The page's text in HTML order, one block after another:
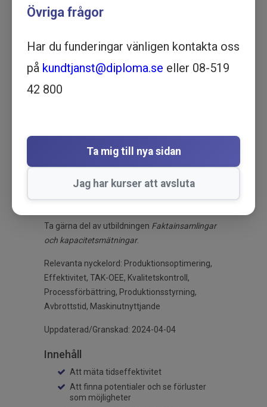
Motsvarar ½ dag lärarledd utbildning
Förbättra din förståelse för TAK-OEE och bli en
expert med vår online utbildning. Börja din
tidseffektivitet och att se potentialen i
förlusterna. Du blir även insatt i hur TAK-värdet
balanseras för att minska förlusterna. I
utbildningen ingår övningar och extramaterial.
Ta gärna del av utbildningen Faktainsamlingar
och kapacitetsmätningar.
Relevanta nyckelord: Produktionsoptimering,
Effektivitet, TAK-OEE, Kvalitetskontroll,
Processförbättring, Produktionsstyrning,
Avbrottstid, Maskinutnyttjande
Uppdaterad/Granskad: 2024-04-04
Innehåll
Att mäta tidseffektivitet
Att finna potentialer och se förluster
som möjligheter
Övriga frågor
Har du funderingar vänligen kontakta oss
på kundtjanst@diploma.se eller 08-519
42 800
Ta mig till nya sidan
Jag har kurser att avsluta